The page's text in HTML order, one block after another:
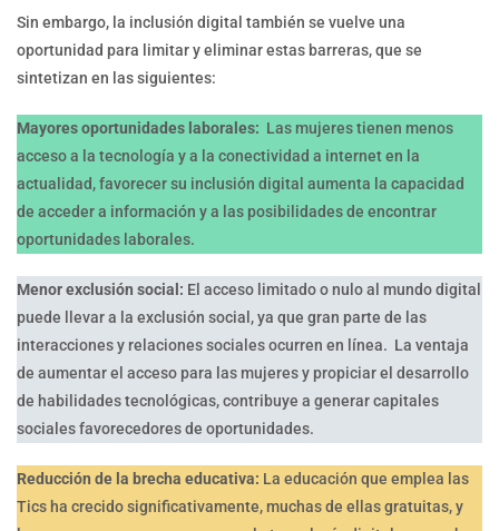
Sin embargo, la inclusión digital también se vuelve una
oportunidad para limitar y eliminar estas barreras, que se
sintetizan en las siguientes:
Mayores oportunidades laborales: Las mujeres tienen menos
acceso a la tecnología y a la conectividad a internet en la
actualidad, favorecer su inclusión digital aumenta la capacidad
de acceder a información y a las posibilidades de encontrar
oportunidades laborales.
Menor exclusión social: El acceso limitado o nulo al mundo digital
puede llevar a la exclusión social, ya que gran parte de las
interacciones y relaciones sociales ocurren en línea. La ventaja
de aumentar el acceso para las mujeres y propiciar el desarrollo
de habilidades tecnológicas, contribuye a generar capitales
sociales favorecedores de oportunidades.
Reducción de la brecha educativa: La educación que emplea las
Tics ha crecido significativamente, muchas de ellas gratuitas, y